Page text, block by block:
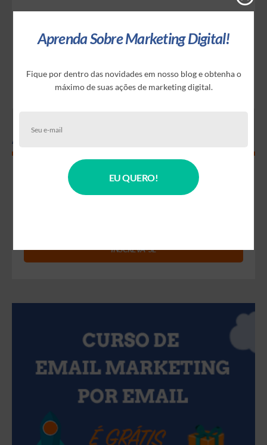
CLIENTES E CRIAR CAMPANHAS MAIS
EFICIENTES
CALENDÁRIO DE MARKETING AGOSTO DE
2026
Assine nossa Newsletter
Aprenda Sobre Marketing Digital!
Fique por dentro das novidades em nosso blog e obtenha o
máximo de suas ações de marketing digital.
EU QUERO!